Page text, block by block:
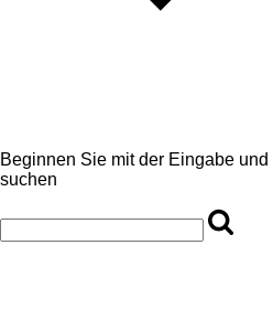
Beginnen Sie mit der Eingabe
suchen